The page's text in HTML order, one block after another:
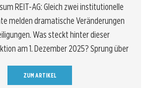
REIT-AG: Gleich zwei institutionelle
melden dramatische Veränderungen
Was steckt hinter dieser
am 1. Dezember 2025? Sprung über
ZUM ARTIKEL